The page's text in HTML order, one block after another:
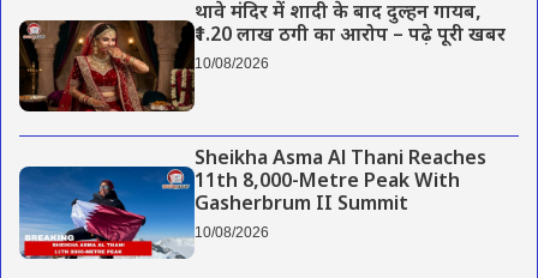
थावे मंदिर में शादी के बाद दुल्हन गायब,
₹1.20 लाख ठगी का आरोप – पढ़े पूरी खबर
10/08/2026
Sheikha Asma Al Thani Reaches
11th 8,000-Metre Peak With
Gasherbrum II Summit
10/08/2026